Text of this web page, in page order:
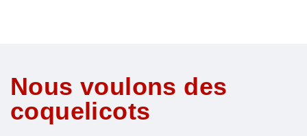
Nous voulons des
coquelicots